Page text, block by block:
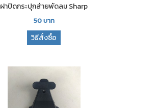
ฝาปิดกระปุกส่ายพัดลม Sharp
50บาท
วิธีสั่งซื้อ